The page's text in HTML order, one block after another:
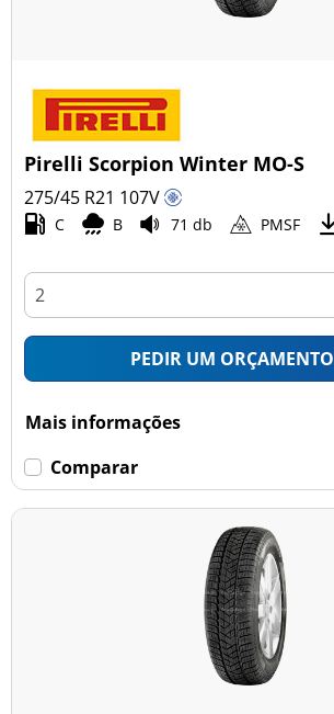
Pirelli Scorpion Winter MO-S
275/45 R21 107V
C B 71 db PMSF
PEDIR UM ORÇAMENTO
Mais informações
Comparar